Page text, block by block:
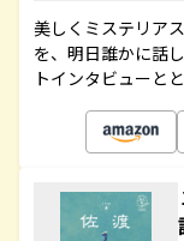
美しくミステリア
を、明日誰かに話
トインタビューと